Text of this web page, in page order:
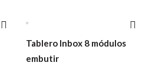
Tablero Inbox 8 módulos
embutir